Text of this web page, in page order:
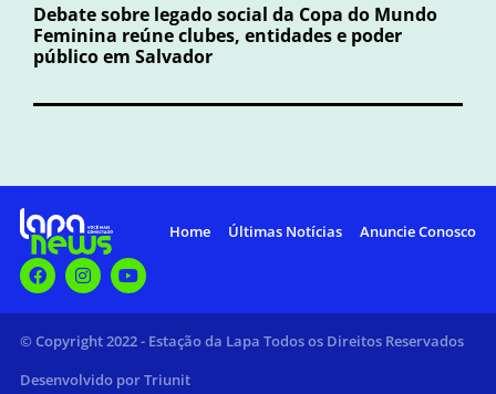
Debate sobre legado social da Copa do Mundo
Feminina reúne clubes, entidades e poder
público em Salvador
Home Últimas Notícias Anuncie Conosco
© Copyright 2022 - Estação da Lapa Todos os Direitos Reservados
Desenvolvido por Triunit